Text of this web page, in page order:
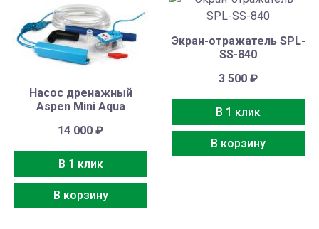
Насос дренажный
Aspen Mini Aqua
14 000₽
В 1 клик
В корзину
Экран-отражатель SPL-
SS-840
3 500₽
В 1 клик
В корзину